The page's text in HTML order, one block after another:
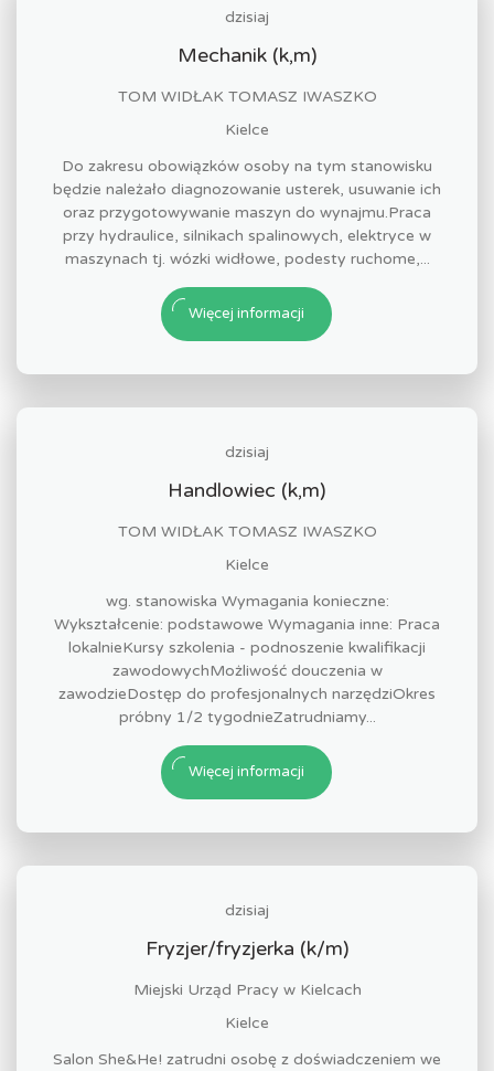
dzisiaj
Mechanik (k,m)
TOM WIDŁAK TOMASZ IWASZKO
Kielce
Do zakresu obowiązków osoby na tym stanowisku
będzie należało diagnozowanie usterek, usuwanie ich
oraz przygotowywanie maszyn do wynajmu.Praca
przy hydraulice, silnikach spalinowych, elektryce w
maszynach tj. wózki widłowe, podesty ruchome,...
Więcej informacji
dzisiaj
Handlowiec (k,m)
TOM WIDŁAK TOMASZ IWASZKO
Kielce
wg. stanowiska Wymagania konieczne:
Wykształcenie: podstawowe Wymagania inne: Praca
lokalnieKursy szkolenia - podnoszenie kwalifikacji
zawodowychMożliwość douczenia w
zawodzieDostęp do profesjonalnych narzędziOkres
próbny 1/2 tygodnieZatrudniamy...
Więcej informacji
dzisiaj
Fryzjer/fryzjerka (k/m)
Miejski Urząd Pracy w Kielcach
Kielce
Salon She&He! zatrudni osobę z doświadczeniem we